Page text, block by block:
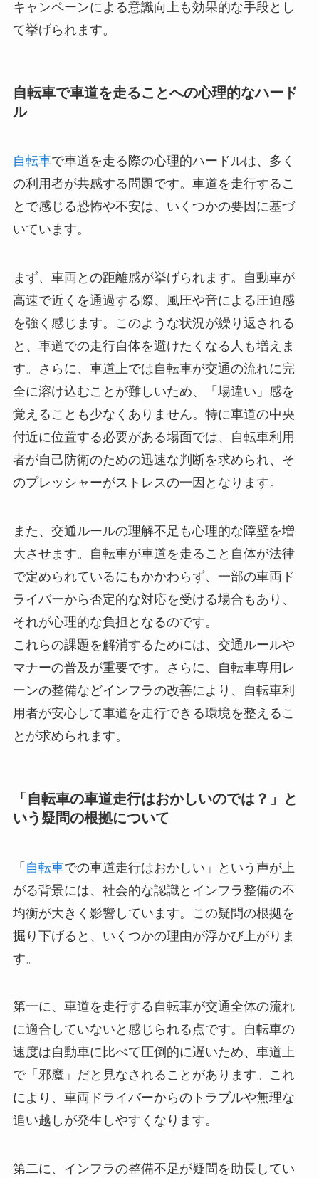
キャンペーンによる意識向上も効果的な手段とし
て挙げられます。
自転車で車道を走ることへの心理的なハード
ル
自転車で車道を走る際の心理的ハードルは、多く
の利用者が共感する問題です。車道を走行するこ
とで感じる恐怖や不安は、いくつかの要因に基づ
いています。
まず、車両との距離感が挙げられます。自動車が
高速で近くを通過する際、風圧や音による圧迫感
を強く感じます。このような状況が繰り返される
と、車道での走行自体を避けたくなる人も増えま
す。さらに、車道上では自転車が交通の流れに完
全に溶け込むことが難しいため、「場違い」感を
覚えることも少なくありません。特に車道の中央
付近に位置する必要がある場面では、自転車利用
者が自己防衛のための迅速な判断を求められ、そ
のプレッシャーがストレスの一因となります。
また、交通ルールの理解不足も心理的な障壁を増
大させます。自転車が車道を走ること自体が法律
で定められているにもかかわらず、一部の車両ド
ライバーから否定的な対応を受ける場合もあり、
それが心理的な負担となるのです。
これらの課題を解消するためには、交通ルールや
マナーの普及が重要です。さらに、自転車専用レ
ーンの整備などインフラの改善により、自転車利
用者が安心して車道を走行できる環境を整えるこ
とが求められます。
「自転車の車道走行はおかしいのでは？」と
いう疑問の根拠について
「 自転車での車道走行はおかしい」という声が上
がる背景には、社会的な認識とインフラ整備の不
均衡が大きく影響しています。この疑問の根拠を
掘り下げると、いくつかの理由が浮かび上がりま
す。
第一に、車道を走行する自転車が交通全体の流れ
に適合していないと感じられる点です。自転車の
速度は自動車に比べて圧倒的に遅いため、車道上
で「邪魔」だと見なされることがあります。これ
により、車両ドライバーからのトラブルや無理な
追い越しが発生しやすくなります。
第二に、インフラの整備不足が疑問を助長してい